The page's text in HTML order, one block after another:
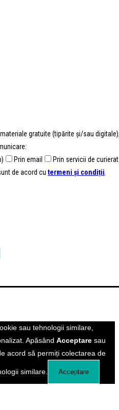
gratuite (tipărite și/sau
Prin email
Prin servicii de curierat
de acord cu termeni și condiții
sau tehnologii similare,
Apăsând Acceptare sau
acord să permiți colectarea de
similare. Acceptare